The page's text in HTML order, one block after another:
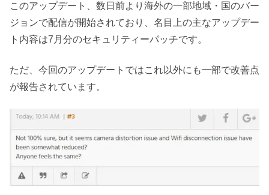
このアップデート、数日前より海外の一部地域・国のバー
ジョンで配信が開始されており、名目上の主なアップデー
ト内容は7月分のセキュリティーパッチです。
ただ、今回のアップデートではこれ以外にも一部で改善点
が報告されています。